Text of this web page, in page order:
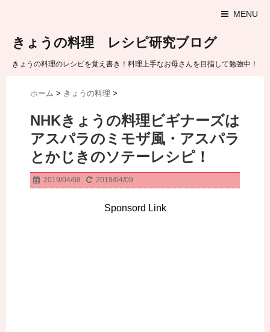
MENU
きょうの料理 レシピ研究ブログ
きょうの料理のレシピを覚え書き！料理上手なお母さんを目指して勉強中！
ホーム > きょうの料理 >
NHKきょうの料理ビギナーズは
アスパラのミモザ風・アスパラ
とかじきのソテーレシピ！
2019/04/08 2019/04/09
Sponsord Link